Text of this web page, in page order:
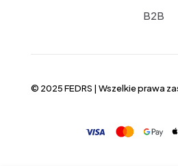
B2B
© 2025 FEDRS | Wszelkie prawa